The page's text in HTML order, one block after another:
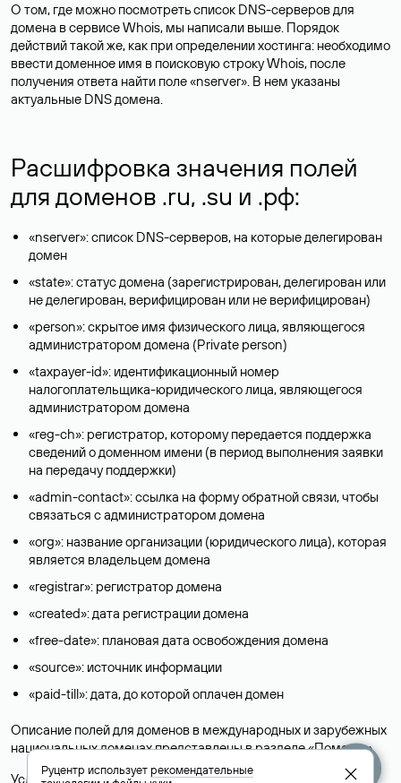
О том, где можно посмотреть список DNS-серверов для
домена в сервисе Whois, мы написали выше. Порядок
действий такой же, как при определении хостинга: необходимо
ввести доменное имя в поисковую строку Whois, после
получения ответа найти поле «nserver». В нем указаны
актуальные DNS домена.
Расшифровка значения полей
для доменов .ru, .su и .рф:
«nserver»: список DNS-серверов, на которые делегирован
домен
«state»: статус домена (зарегистрирован, делегирован или
не делегирован, верифицирован или не верифицирован)
«person»: скрытое имя физического лица, являющегося
администратором домена (Privatе person)
«taxpayer-id»: идентификационный номер
налогоплательщика-юридического лица, являющегося
администратором домена
«reg-ch»: регистратор, которому передается поддержка
сведений о доменном имени (в период выполнения заявки
на передачу поддержки)
«admin-contact»: ссылка на форму обратной связи, чтобы
связаться с администратором домена
«org»: название организации (юридического лица), которая
является владельцем домена
«registrar»: регистратор домена
«created»: дата регистрации домена
«free-date»: плановая дата освобождения домена
«source»: источник информации
«paid-till»: дата, до которой оплачен домен
Описание полей для доменов в международных и зарубежных
национальных доменах представлены в разделе «Помощь».
Условия использования Whois-сервиса
Руцентр используетрекомендательные